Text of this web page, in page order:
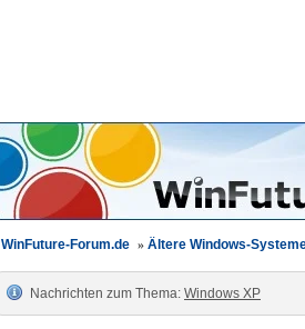
WinFuture-Forum.de » Ältere Windows-
Nachrichten zum Thema: Windows XP